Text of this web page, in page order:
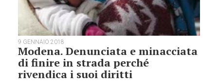
9 GENNAIO 2018
Modena. Denunciata e minacciata
di finire in strada perché
rivendica i suoi diritti